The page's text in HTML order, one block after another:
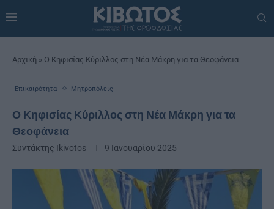
Αρχική » Ο Κηφισίας Κύριλλος στη Νέα Μάκρη για τα Θεοφάνεια
Επικαιρότητα Μητροπόλεις
Ο Κηφισίας Κύριλλος στη Νέα Μάκρη για τα
Θεοφάνεια
Συντάκτης Ikivotos 9 Ιανουαρίου 2025